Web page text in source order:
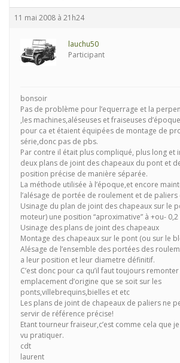
11 mai 2008 à 21h24
lauchu50
Participant
bonsoir
Pas de problème pour l’equerrage et la
,les machines,aléseuses et fraiseuses
pour ca et étaient équipées de montage de
série,donc pas de pbs.
Par contre il était plus compliqué, plus long et
deux plans de joint des chapeaux du pont et
position précise de manière séparée.
La méthode utilisée à l’époque,et encore
l’alésage de portée de roulement et de paliers
Usinage du plan de joint des chapeaux sur le
moteur) une position “aproximative” à +ou- 0,2
Usinage des plans de joint des chapeaux
Montage des chapeaux sur le pont (ou sur le
Alésage de l’ensemble des portées des
a leur position et leur diametre définitif.
C’est donc pour ca qu’il faut toujours
emplacement d’origine que se soit sur les
ponts,villebrequins,bielles et etc
Les plans de joint de chapeaux de paliers ne
servir de référence précise!
Etant tourneur fraiseur,c’est comme cela que
vu pratiquer.
cdt
laurent